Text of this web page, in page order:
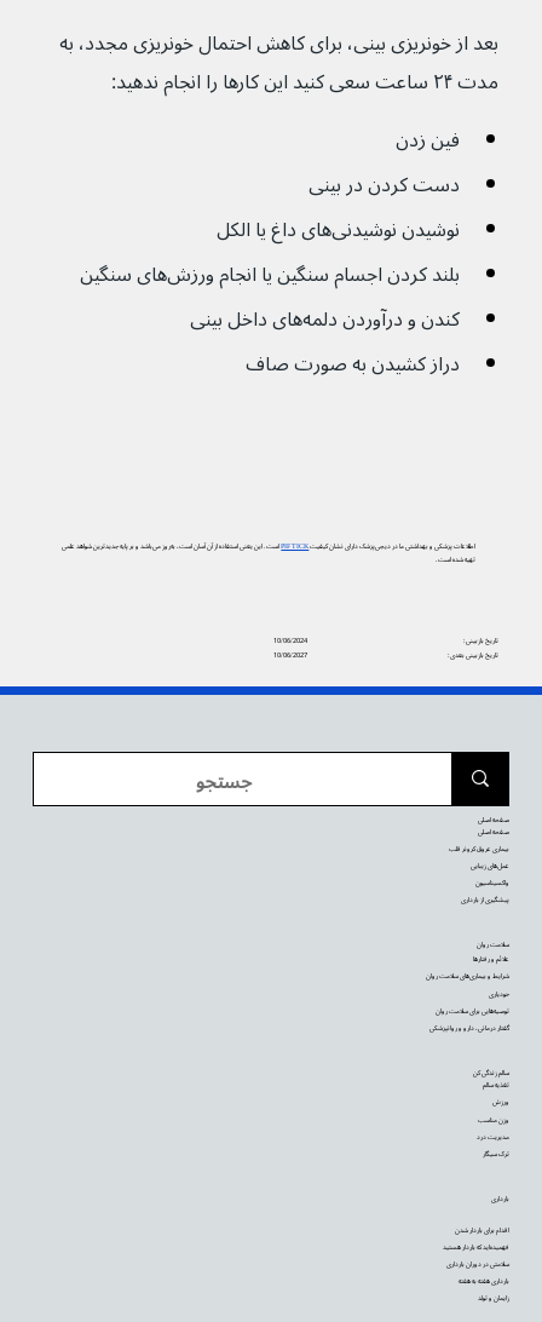
بعد از خونریزی بینی، برای کاهش احتمال خونریزی مجدد، به
مدت ۲۴ ساعت سعی کنید این کارها را انجام ندهید:
فین زدن
دست کردن در بینی
نوشیدن نوشیدنی‌های داغ یا الکل
بلند کردن اجسام سنگین یا انجام ورزش‌های سنگین
کندن و درآوردن دلمه‌های داخل بینی
دراز کشیدن به صورت صاف
اطلاعات پزشکی و بهداشتی ما در دیجی‌پزشک دارای نشان کیفیتPIF TICKاست. این یعنی استفاده از آن آسان است، به‌روز می‌باشد و بر پایه جدیدترین شواهد علمی
تهیه شده است.
10/06/2024
تاریخ بازبینی:
10/06/2027
تاریخ بازبینی بعدی:
بارداری
اقدام برای باردار شدن
فهمیده‌اید که باردار هستید
سلامتی در دوران بارداری
بارداری هفته به هفته
زایمان و تولد
سالم زندگی کن
تغذیه سالم
ورزش
وزن مناسب
مدیریت درد
ترک سیگار
سلامت روان
علائم و رفتارها
شرایط و بیماری‌های سلامت روان
خودیاری
توصیه‌‌هایی برای سلامت روان
گفتار درمانی، دارو و روانپزشکی
صفحه اصلی
صفحه اصلی
بیماری عروق کرونر قلب
عمل‌های زیبایی
واکسیناسیون
پیشگیری از بارداری